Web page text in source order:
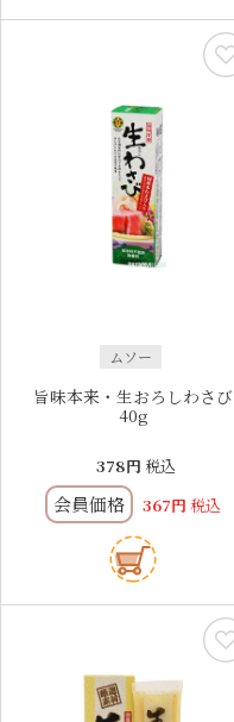
ムソー
旨味本来・生おろしわさび
40g
378 税込
会員価格 367 税込